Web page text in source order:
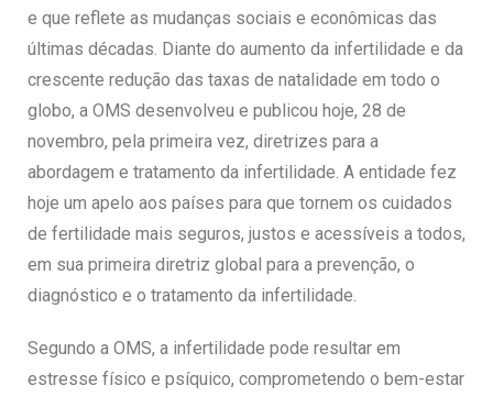
e que reflete as mudanças sociais e econômicas das
últimas décadas. Diante do aumento da infertilidade e da
crescente redução das taxas de natalidade em todo o
globo, a OMS desenvolveu e publicou hoje, 28 de
novembro, pela primeira vez, diretrizes para a
abordagem e tratamento da infertilidade. A entidade fez
hoje um apelo aos países para que tornem os cuidados
de fertilidade mais seguros, justos e acessíveis a todos,
em sua primeira diretriz global para a prevenção, o
diagnóstico e o tratamento da infertilidade.
Segundo a OMS, a infertilidade pode resultar em
estresse físico e psíquico, comprometendo o bem-estar